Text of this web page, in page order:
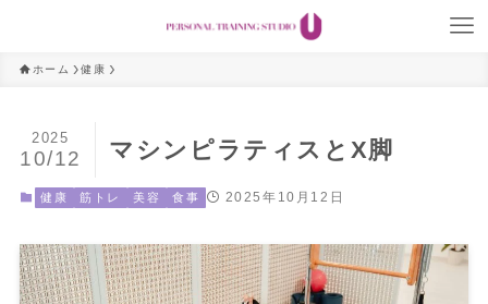
ホーム 健康
マシンピラティスとX脚
2025
10/12
健康 筋トレ 美容 食事 2025年10月12日